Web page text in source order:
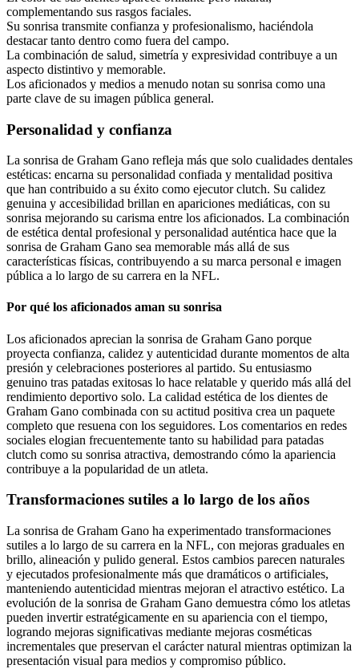
complementando sus rasgos faciales.
Su sonrisa transmite confianza y profesionalismo, haciéndola
destacar tanto dentro como fuera del campo.
La combinación de salud, simetría y expresividad contribuye a un
aspecto distintivo y memorable.
Los aficionados y medios a menudo notan su sonrisa como una
parte clave de su imagen pública general.
Personalidad y confianza
La sonrisa de Graham Gano refleja más que solo cualidades dentales
estéticas: encarna su personalidad confiada y mentalidad positiva
que han contribuido a su éxito como ejecutor clutch. Su calidez
genuina y accesibilidad brillan en apariciones mediáticas, con su
sonrisa mejorando su carisma entre los aficionados. La combinación
de estética dental profesional y personalidad auténtica hace que la
sonrisa de Graham Gano sea memorable más allá de sus
características físicas, contribuyendo a su marca personal e imagen
pública a lo largo de su carrera en la NFL.
Por qué los aficionados aman su sonrisa
Los aficionados aprecian la sonrisa de Graham Gano porque
proyecta confianza, calidez y autenticidad durante momentos de alta
presión y celebraciones posteriores al partido. Su entusiasmo
genuino tras patadas exitosas lo hace relatable y querido más allá del
rendimiento deportivo solo. La calidad estética de los dientes de
Graham Gano combinada con su actitud positiva crea un paquete
completo que resuena con los seguidores. Los comentarios en redes
sociales elogian frecuentemente tanto su habilidad para patadas
clutch como su sonrisa atractiva, demostrando cómo la apariencia
contribuye a la popularidad de un atleta.
Transformaciones sutiles a lo largo de los años
La sonrisa de Graham Gano ha experimentado transformaciones
sutiles a lo largo de su carrera en la NFL, con mejoras graduales en
brillo, alineación y pulido general. Estos cambios parecen naturales
y ejecutados profesionalmente más que dramáticos o artificiales,
manteniendo autenticidad mientras mejoran el atractivo estético. La
evolución de la sonrisa de Graham Gano demuestra cómo los atletas
pueden invertir estratégicamente en su apariencia con el tiempo,
logrando mejoras significativas mediante mejoras cosméticas
incrementales que preservan el carácter natural mientras optimizan la
presentación visual para medios y compromiso público.